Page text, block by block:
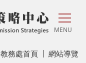
MENU
教務處首頁 網站導覽